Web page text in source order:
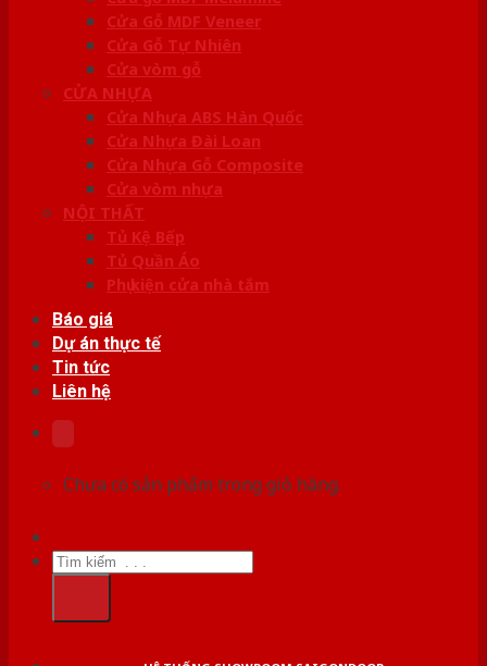
Cửa Gỗ MDF Veneer
Cửa Gỗ Tự Nhiên
Cửa vòm gỗ
CỬA NHỰA
Cửa Nhựa ABS Hàn Quốc
Cửa Nhựa Đài Loan
Cửa Nhựa Gỗ Composite
Cửa vòm nhựa
NỘI THẤT
Tủ Kệ Bếp
Tủ Quần Áo
Phụ kiện cửa nhà tắm
Báo giá
Dự án thực tế
Tin tức
Liên hệ
Chưa có sản phẩm trong giỏ hàng.
Tìm
kiếm: